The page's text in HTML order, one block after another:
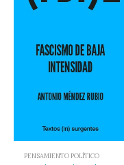
PENSAMIENTO POLÍTICO